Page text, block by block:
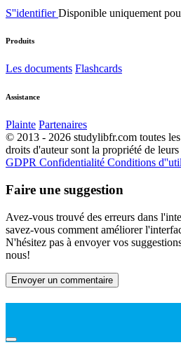
S''identifierDisponible uniquement
Produits
Les documents Flashcards
Assistance
Plainte Partenaires
© 2013 - 2026 studylibfr.com toutes les
droits d'auteur sont la propriété de
GDPR Confidentialité Conditions
Faire une suggestion
Avez-vous trouvé des erreurs dans
savez-vous comment améliorer
N'hésitez pas à envoyer vos
nous!
Envoyer un commentaire